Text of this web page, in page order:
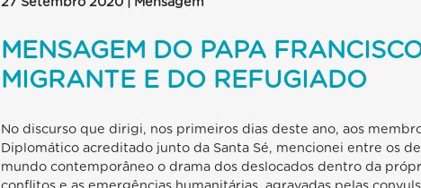
MENSAGEM DO PAPA
MIGRANTE E DO REFUGIADO
No discurso que dirigi, nos primeiros dias deste ano, aos
Diplomático acreditado junto da Santa Sé, mencionei entre os
mundo contemporâneo o drama dos deslocados dentro da